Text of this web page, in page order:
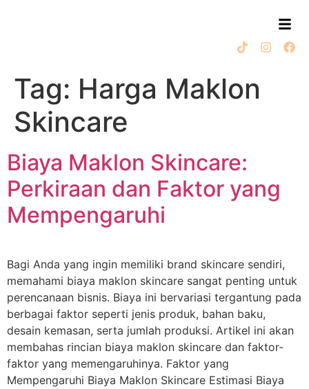
Tag: Harga Maklon
Skincare
Biaya Maklon Skincare:
Perkiraan dan Faktor yang
Mempengaruhi
Bagi Anda yang ingin memiliki brand skincare sendiri,
memahami biaya maklon skincare sangat penting untuk
perencanaan bisnis. Biaya ini bervariasi tergantung pada
berbagai faktor seperti jenis produk, bahan baku,
desain kemasan, serta jumlah produksi. Artikel ini akan
membahas rincian biaya maklon skincare dan faktor-
faktor yang memengaruhinya. Faktor yang
Mempengaruhi Biaya Maklon Skincare Estimasi Biaya